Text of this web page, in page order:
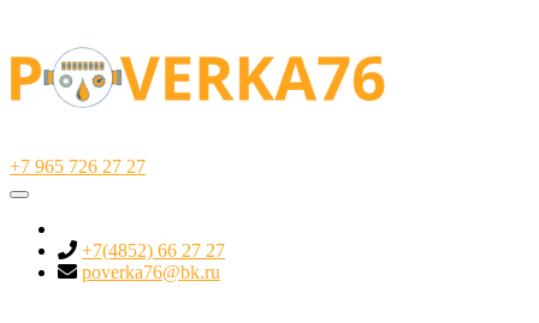
+7 965 726 27 27
+7(4852) 66 27 27
poverka76@bk.ru